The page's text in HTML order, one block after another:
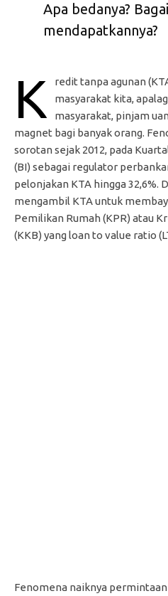
Apa bedanya?
mendapatkannya?
K
redit tanpa agunan
masyarakat kita,
masyarakat, pinjam
magnet bagi banyak orang.
sorotan sejak 2012, pada
(BI) sebagai regulator
pelonjakan KTA hingga 32,6%.
mengambil KTA untuk
Pemilikan Rumah (KPR) atau
(KKB) yang loan to value ratio
Fenomena naiknya